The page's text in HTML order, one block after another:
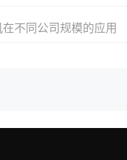
不同公司规模的应用